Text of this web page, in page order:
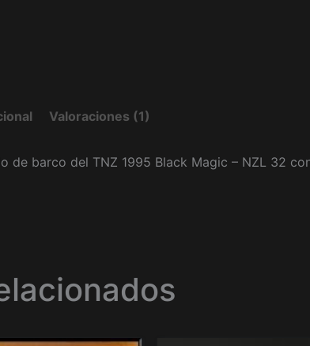
Valoraciones (1)
de barco del TNZ 1995 Black Magic – NZL 32